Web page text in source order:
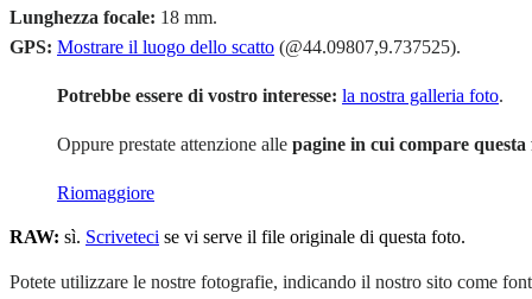
Lunghezza focale: 18 mm.
GPS: Mostrare il luogo dello scatto (@44.09807,9.737525).
Potrebbe essere di vostro interesse: la nostra galleria foto.
Oppure prestate attenzione alle pagine in cui compare
Riomaggiore
RAW: sì. Scriveteci se vi serve il file originale di questa foto.
Potete utilizzare le nostre fotografie, indicando il nostro sito come